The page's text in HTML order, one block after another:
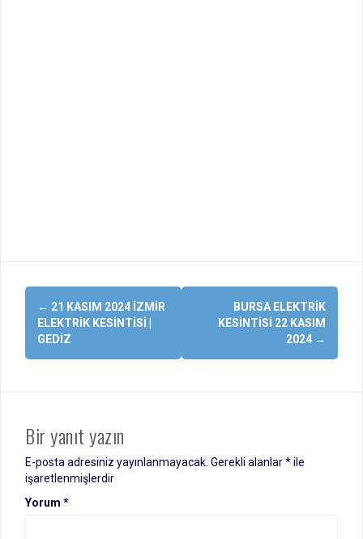
Yazı
dolaşımı
← 21 KASIM 2024 İZMIR
ELEKTRIK KESINTISI |
GEDIZ
BURSA ELEKTRIK
KESINTISI 22 KASIM
2024 →
Bir yanıt yazın
E-posta adresiniz yayınlanmayacak. Gerekli alanlar*ile
işaretlenmişlerdir
Yorum *